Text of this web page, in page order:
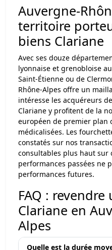
Auvergne-
territoire
biens Clariane
Avec ses douze
lyonnaise et grenobloise
Saint-Étienne ou de
Rhône-Alpes offre un
intéresse les acquéreurs
Clariane y profitent de la
européen de premier plan
médicalisées. Les
constatés sur nos
consultables plus haut sur
performances passées ne
performances futures.
FAQ :
Clariane en
Alpes
Quelle est la durée